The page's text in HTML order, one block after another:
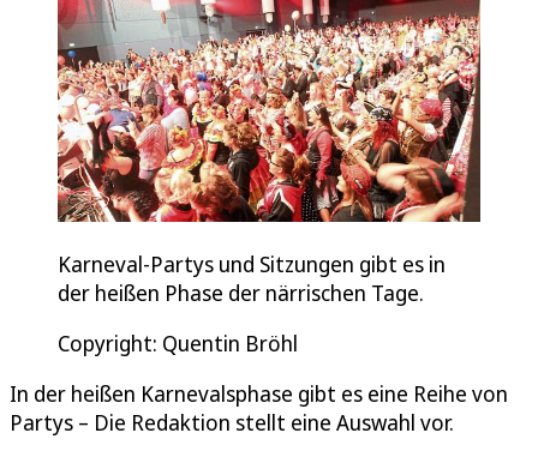
Karneval-Partys und Sitzungen gibt es in
der heißen Phase der närrischen Tage.
Copyright: Quentin Bröhl
In der heißen Karnevalsphase gibt es eine Reihe von
Partys – Die Redaktion stellt eine Auswahl vor.